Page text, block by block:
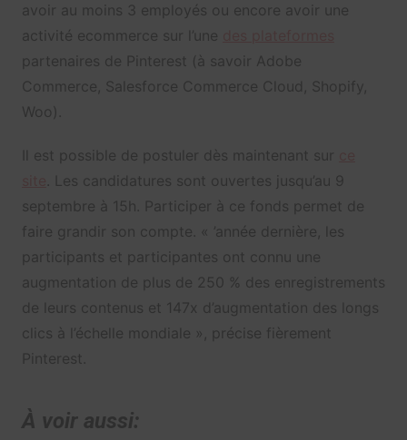
avoir au moins 3 employés ou encore avoir une
activité ecommerce sur l’une
partenaires de Pinterest (à savoir Adobe
Commerce, Salesforce Commerce Cloud, Shopify,
Woo).
Il est possible de postuler dès maintenant sur
. Les candidatures sont ouvertes jusqu’au 9
septembre à 15h. Participer à ce fonds permet de
faire grandir son compte. « ’année dernière, les
participants et participantes ont connu une
augmentation de plus de 250 % des enregistrements
de leurs contenus et 147x d’augmentation des longs
clics à l’échelle mondiale », précise fièrement
Pinterest.
À voir aussi: